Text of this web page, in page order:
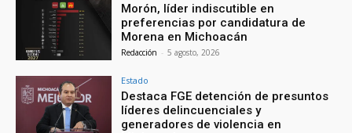
Morón, líder indiscutible en
preferencias por candidatura de
Morena en Michoacán
Redacción - 5 agosto, 2026
Estado
Destaca FGE detención de presuntos
líderes delincuenciales y
generadores de violencia en